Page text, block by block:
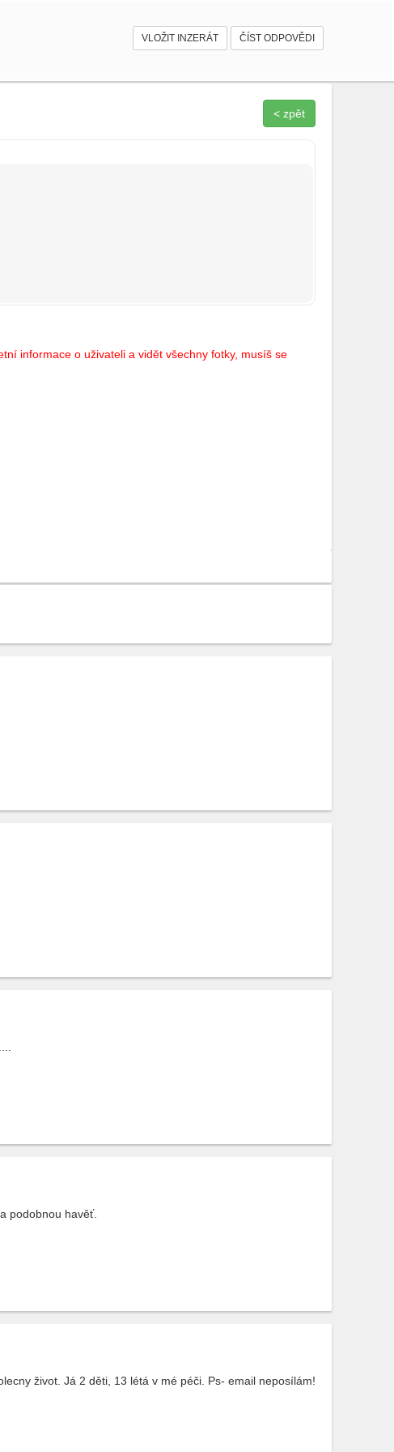
VLOŽIT INZERÁT ČÍST ODPOVĚDI
< zpět
informace o uživateli a vidět všechny fotky, musíš se
podobnou havěť.
život. Já 2 děti, 13 létá v mé péči. Ps- email neposílám!